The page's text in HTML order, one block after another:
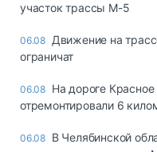
участок трассы М-5
06.08 Движение на
ограничат
06.08 На дороге Красное
отремонтировали 6
06.08 В Челябинской